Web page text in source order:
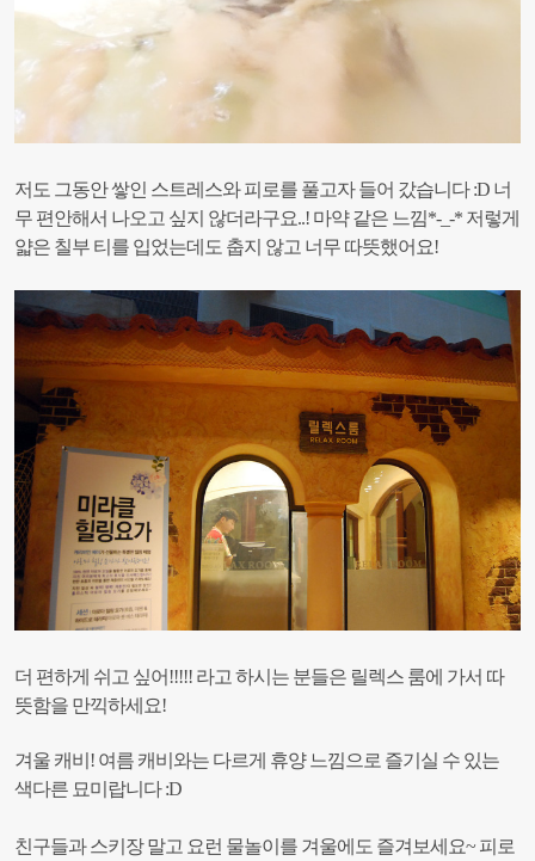
저도 그동안 쌓인 스트레스와 피로를 풀고자 들어 갔습니다 :D 너
무 편안해서 나오고 싶지 않더라구요..! 마약 같은 느낌*-_-* 저렇게
얇은 칠부 티를 입었는데도 춥지 않고 너무 따뜻했어요!
더 편하게 쉬고 싶어!!!!! 라고 하시는 분들은 릴렉스 룸에 가서 따
뜻함을 만끽하세요!
겨울 캐비! 여름 캐비와는 다르게 휴양 느낌으로 즐기실 수 있는
색다른 묘미랍니다 :D
친구들과 스키장 말고 요런 물놀이를 겨울에도 즐겨보세요~ 피로